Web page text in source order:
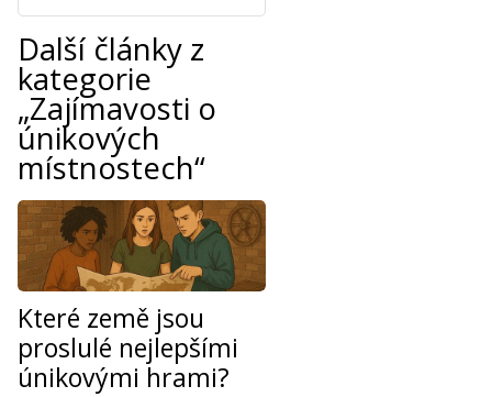
Další články z
kategorie
„Zajímavosti o
únikových
místnostech“
Které země jsou
proslulé nejlepšími
únikovými hrami?